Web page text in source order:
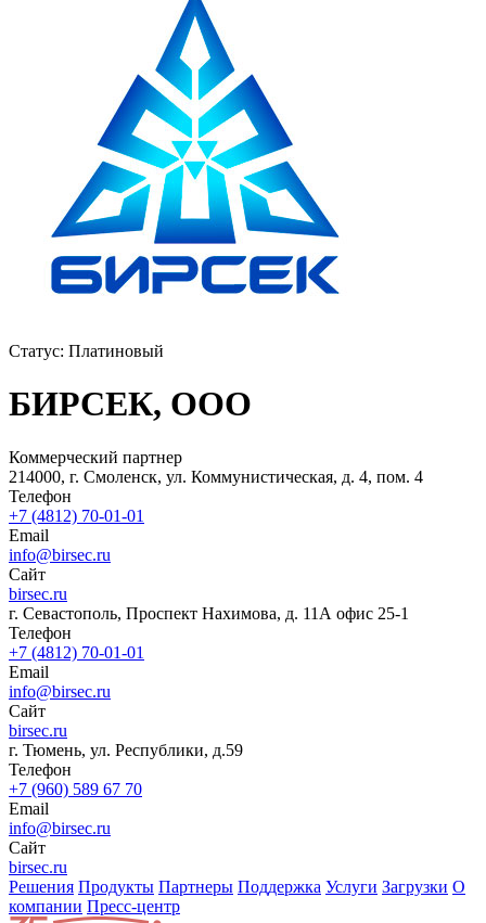
Статус: Платиновый
БИРСЕК, ООО
Коммерческий партнер
214000, г. Смоленск, ул. Коммунистическая, д. 4, пом. 4
Телефон
+7 (4812) 70-01-01
Email
info@birsec.ru
Сайт
birsec.ru
г. Севастополь, Проспект Нахимова, д. 11А офис 25-1
Телефон
+7 (4812) 70-01-01
Email
info@birsec.ru
Сайт
birsec.ru
г. Тюмень, ул. Республики, д.59
Телефон
+7 (960) 589 67 70
Email
info@birsec.ru
Сайт
birsec.ru
Решения Продукты Партнeры Поддержка Услуги Загрузки О
компании Пресс-центр